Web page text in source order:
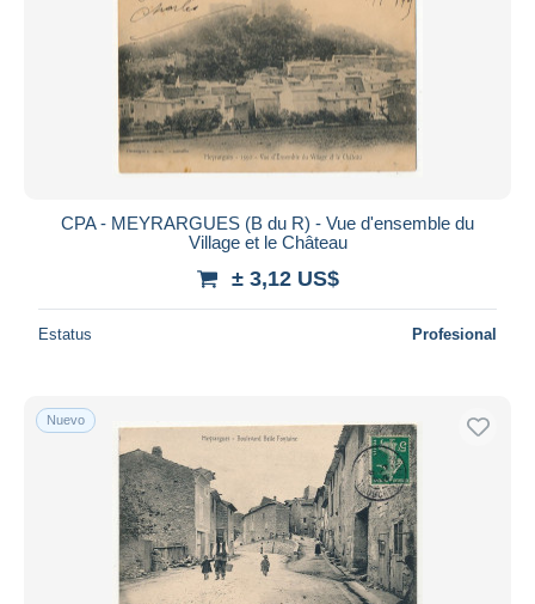
CPA - MEYRARGUES (B du R) - Vue d'ensemble du
Village et le Château
± 3,12 US$
Estatus Profesional
Nuevo